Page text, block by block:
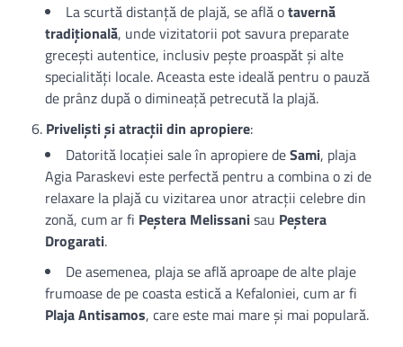
La scurtă distanță de plajă, se află otavernă
tradițională, unde vizitatorii pot savura preparate
grecești autentice, inclusiv pește proaspăt și alte
specialități locale. Aceasta este ideală pentru o pauză
de prânz după o dimineață petrecută la plajă.
Priveliști și atracții din apropiere:
Datorită locației sale în apropiere deSami, plaja
Agia Paraskevi este perfectă pentru a combina o zi de
relaxare la plajă cu vizitarea unor atracții celebre din
zonă, cum ar fi Peștera Melissanisau Peștera
Drogarati.
De asemenea, plaja se află aproape de alte plaje
frumoase de pe coasta estică a Kefaloniei, cum ar fi
Plaja Antisamos, care este mai mare și mai populară.